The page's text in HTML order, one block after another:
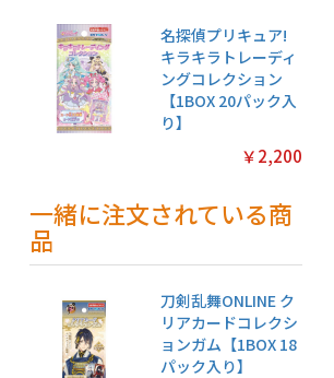
名探偵プリキュア!
キラキラトレーディ
ングコレクション
【1BOX 20パック入
り】
￥2,200
一緒に注文されている商
品
刀剣乱舞ONLINE ク
リアカードコレクシ
ョンガム【1BOX 18
パック入り】